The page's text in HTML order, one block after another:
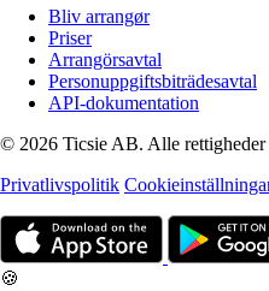
Bliv arrangør
Priser
Arrangörsavtal
Personuppgiftsbiträdesavtal
API-dokumentation
© 2026 Ticsie AB. Alle rettigheder
Privatlivspolitik
🍪